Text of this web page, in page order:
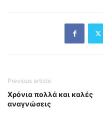
Previous article
Χρόνια πολλά και καλές
αναγνώσεις